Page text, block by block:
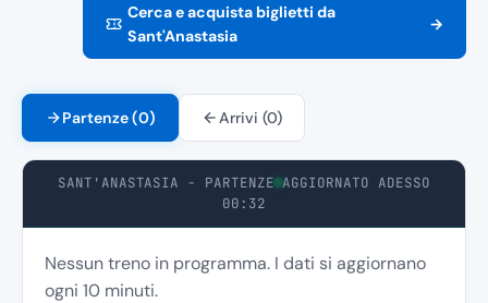
Cerca e acquista biglietti da
Sant'Anastasia
→
Partenze (0) Arrivi (0)
SANT'ANASTASIA - PARTENZE AGGIORNATO ADESSO
00:32
Nessun treno in programma. I dati si aggiornano
ogni 10 minuti.